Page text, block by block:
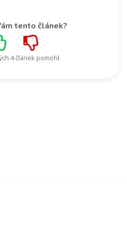
tento článek?
4 článek pomohl.